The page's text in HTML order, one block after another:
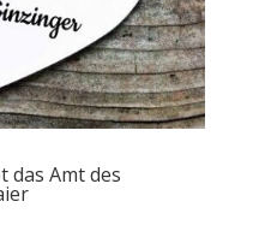
das Amt des